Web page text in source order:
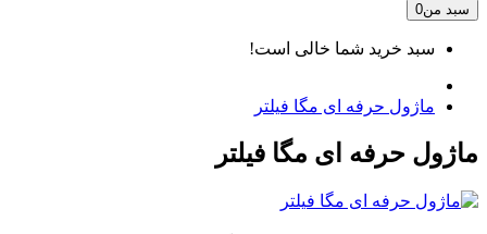
من0
سبد خرید شما خالی است!
ماژول حرفه ای مگا فیلتر
حرفه ای مگا فیلتر